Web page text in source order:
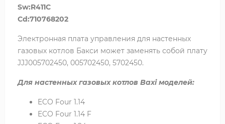
Sw:R411C
Cd:710768202
Электронная плата управления для настенных
газовых котлов Бакси может заменять собой плату
JJJ005702450, 005702450, 5702450.
Для настенных газовых котлов Baxi моделей:
ECO Four 1.14
ECO Four 1.14 F